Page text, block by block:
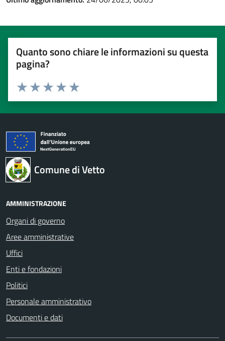
Quanto sono chiare le informazioni su questa
pagina?
Valuta 5 stelle su 5
Valuta 4 stelle su 5
Valuta 3 stelle su 5
Valuta 2 stelle su 5
Valuta 1 stelle su 5
Comune di Vetto
AMMINISTRAZIONE
Organi di governo
Aree amministrative
Uffici
Enti e fondazioni
Politici
Personale amministrativo
Documenti e dati